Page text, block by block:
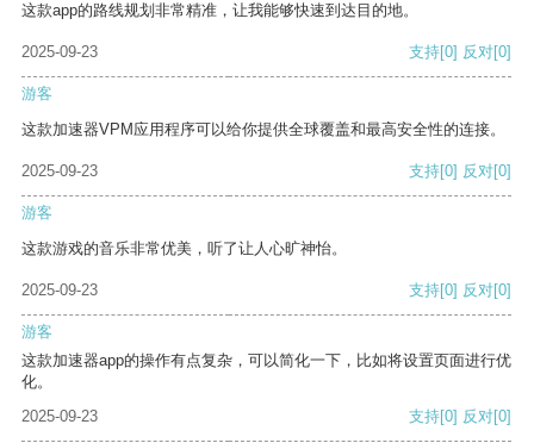
这款app的路线规划非常精准，让我能够快速到达目的地。
2025-09-23 支持[0] 反对[0]
游客
这款加速器VPM应用程序可以给你提供全球覆盖和最高安全性的连接。
2025-09-23 支持[0] 反对[0]
游客
这款游戏的音乐非常优美，听了让人心旷神怡。
2025-09-23 支持[0] 反对[0]
游客
这款加速器app的操作有点复杂，可以简化一下，比如将设置页面进行优
化。
2025-09-23
支持[0] 反对[0]